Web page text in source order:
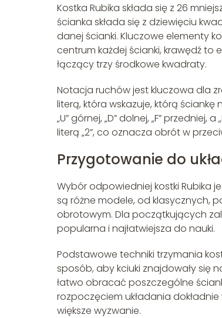
Kostka Rubika składa się z 26
ścianka składa się z dziewięciu
danej ścianki. Kluczowe elementy
centrum każdej ścianki, krawędź to
łączący trzy środkowe kwadraty.
Notacja ruchów jest kluczowa dla
literą, która wskazuje, którą ściankę
„U” górnej, „D” dolnej, „F”
literą „2”, co oznacza obrót w
Przygotowanie do
Wybór odpowiedniej kostki Rubika
są różne modele, od klasycznych,
obrotowym. Dla początkujących
popularna i najłatwiejsza do nauki.
Podstawowe techniki trzymania
sposób, aby kciuki znajdowały się
łatwo obracać poszczególne
rozpoczęciem układania
większe wyzwanie.